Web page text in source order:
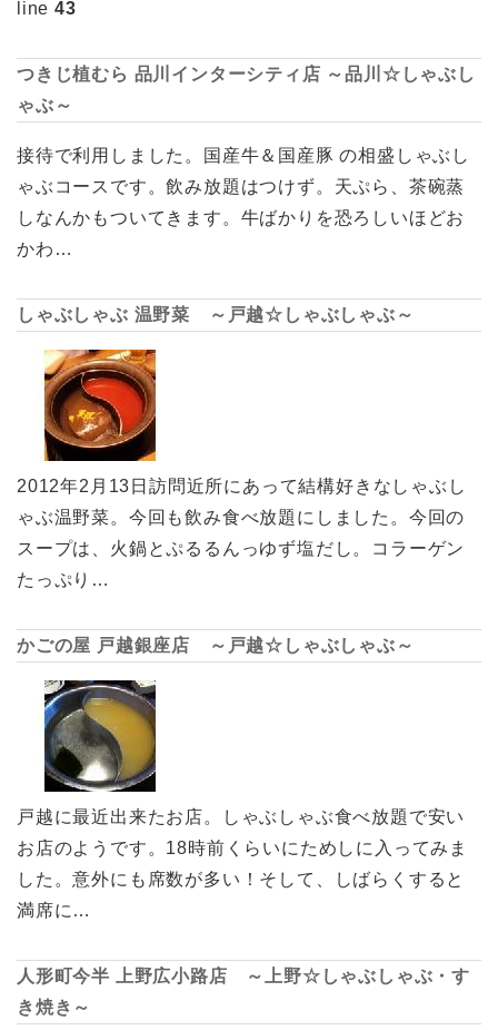
line 43
つきじ植むら 品川インターシティ店 ～品川☆しゃぶし
ゃぶ～
接待で利用しました。国産牛＆国産豚 の相盛しゃぶし
ゃぶコースです。飲み放題はつけず。天ぷら、茶碗蒸
しなんかもついてきます。牛ばかりを恐ろしいほどお
かわ…
しゃぶしゃぶ 温野菜 ～戸越☆しゃぶしゃぶ～
2012年2月13日訪問近所にあって結構好きなしゃぶし
ゃぶ温野菜。今回も飲み食べ放題にしました。今回の
スープは、火鍋とぷるるんっゆず塩だし。コラーゲン
たっぷり…
かごの屋 戸越銀座店 ～戸越☆しゃぶしゃぶ～
戸越に最近出来たお店。しゃぶしゃぶ食べ放題で安い
お店のようです。18時前くらいにためしに入ってみま
した。意外にも席数が多い！そして、しばらくすると
満席に…
人形町今半 上野広小路店 ～上野☆しゃぶしゃぶ・す
き焼き～